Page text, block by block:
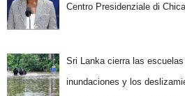
Centro Presidenziale di
Sri Lanka cierra las
inundaciones y los